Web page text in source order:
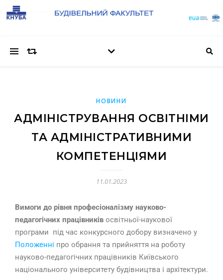
НОВИНИ
АДМІНІСТРУВАННЯ ОСВІТНІМИ
ТА АДМІНІСТРАТИВНИМИ
КОМПЕТЕНЦІЯМИ
11.01.2023
Вимоги до рівня професіоналізму науково-
педагогічних працівників освітньої-наукової
програми під час конкурсного добору визначено у
Положенні про обрання та прийняття на роботу
науково-педагогічних працівників Київського
національного університету будівництва і архітектури.